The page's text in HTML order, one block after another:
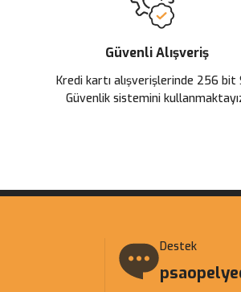
Güvenli Alışveriş
Kredi kartı alışverişlerinde 256 bit
Güvenlik sistemini
Destek